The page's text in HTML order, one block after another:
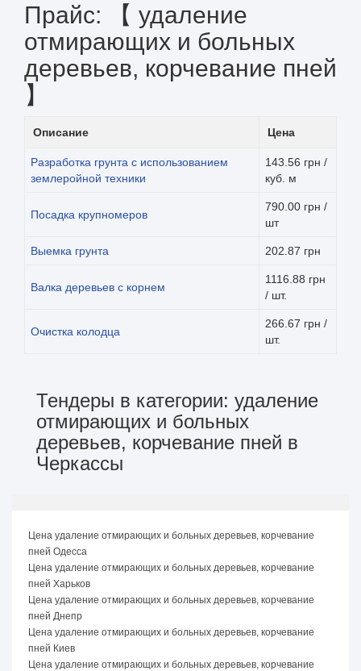
Прайс: 【 удаление
отмирающих и больных
деревьев, корчевание пней
】
Описание Цена
Разработка грунта с использованием
землеройной техники
143.56 грн /
куб. м
Посадка крупномеров
790.00 грн /
шт
Выемка грунта 202.87 грн
Валка деревьев с корнем
1116.88 грн
/ шт.
Очистка колодца
266.67 грн /
шт.
Тендеры в категории: удаление
отмирающих и больных
деревьев, корчевание пней в
Черкассы
Цена удаление отмирающих и больных деревьев, корчевание
пней Одесса
Цена удаление отмирающих и больных деревьев, корчевание
пней Харьков
Цена удаление отмирающих и больных деревьев, корчевание
пней Днепр
Цена удаление отмирающих и больных деревьев, корчевание
пней Киев
Цена удаление отмирающих и больных деревьев, корчевание